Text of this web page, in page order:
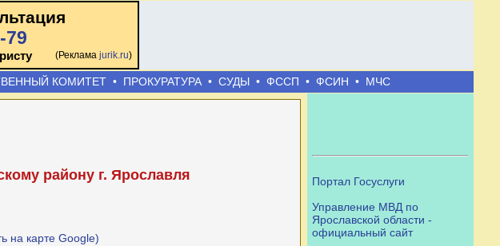
79
(Реклама jurik.ru)
КОМИТЕТ • ПРОКУРАТУРА • СУДЫ • ФССП • ФСИН • МЧС
району г. Ярославля
на карте Google)
Портал Госуслуги
Управление МВД по
Ярославской области -
официальный сайт